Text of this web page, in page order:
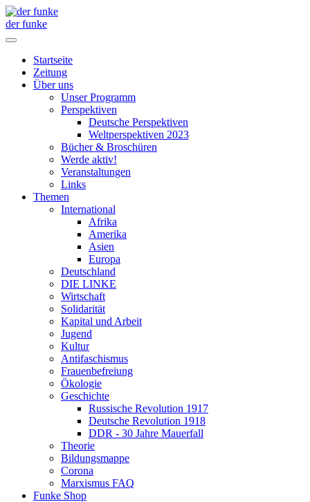
der funke
Startseite
Zeitung
Über uns
Unser Programm
Perspektiven
Deutsche Perspektiven
Weltperspektiven 2023
Bücher & Broschüren
Werde aktiv!
Veranstaltungen
Links
Themen
International
Afrika
Amerika
Asien
Europa
Deutschland
DIE LINKE
Wirtschaft
Solidarität
Kapital und Arbeit
Jugend
Kultur
Antifaschismus
Frauenbefreiung
Ökologie
Geschichte
Russische Revolution 1917
Deutsche Revolution 1918
DDR - 30 Jahre Mauerfall
Theorie
Bildungsmappe
Corona
Marxismus FAQ
Funke Shop